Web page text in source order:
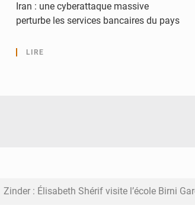
Iran : une cyberattaque massive
perturbe les services bancaires du pays
LIRE
Zinder : Élisabeth Shérif visite l’école Birni